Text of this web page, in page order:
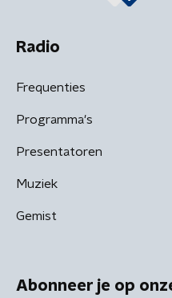
Radio
Frequenties
Programma's
Presentatoren
Muziek
Gemist
Abonneer je op